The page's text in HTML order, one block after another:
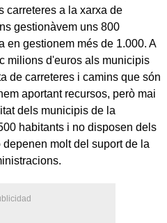
carreteres a la xarxa de
gestionàvem uns 800
en gestionem més de 1.000. A
milions d'euros als municipis
de carreteres i camins que són
aportant recursos, però mai
dels municipis de la
habitants i no disposen dels
molt del suport de la